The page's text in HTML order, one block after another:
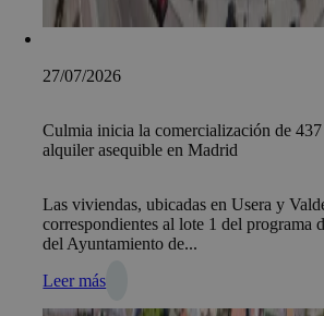
27/07/2026
Culmia inicia la comercialización de
alquiler asequible en Madrid
Las viviendas, ubicadas en Usera y
correspondientes al lote 1 del programa
del Ayuntamiento de...
Leer más